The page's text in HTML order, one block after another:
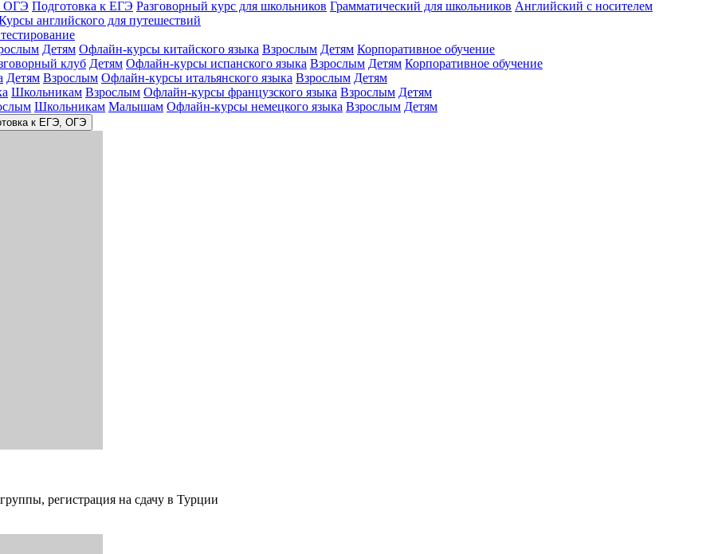
ОГЭ Подготовка к ЕГЭ Разговорный курс для школьников Грамматический для школьников Английский с носителем
английского для путешествий
Детям Офлайн-курсы китайского языка Взрослым Детям Корпоративное обучение
клуб Детям Офлайн-курсы испанского языка Взрослым Детям Корпоративное обучение
Детям Взрослым Офлайн-курсы итальянского языка Взрослым Детям
Школьникам Взрослым Офлайн-курсы французского языка Взрослым Детям
Школьникам Малышам Офлайн-курсы немецкого языка Взрослым Детям
к ЕГЭ, ОГЭ
регистрация на сдачу в Турции